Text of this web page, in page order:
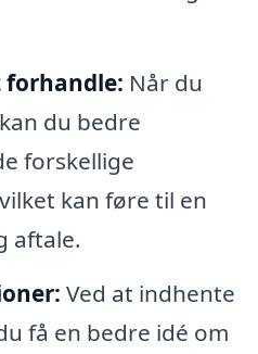
Når du
du bedre
forskellige
kan føre til en
aftale.
Ved at indhente
få en bedre idé om